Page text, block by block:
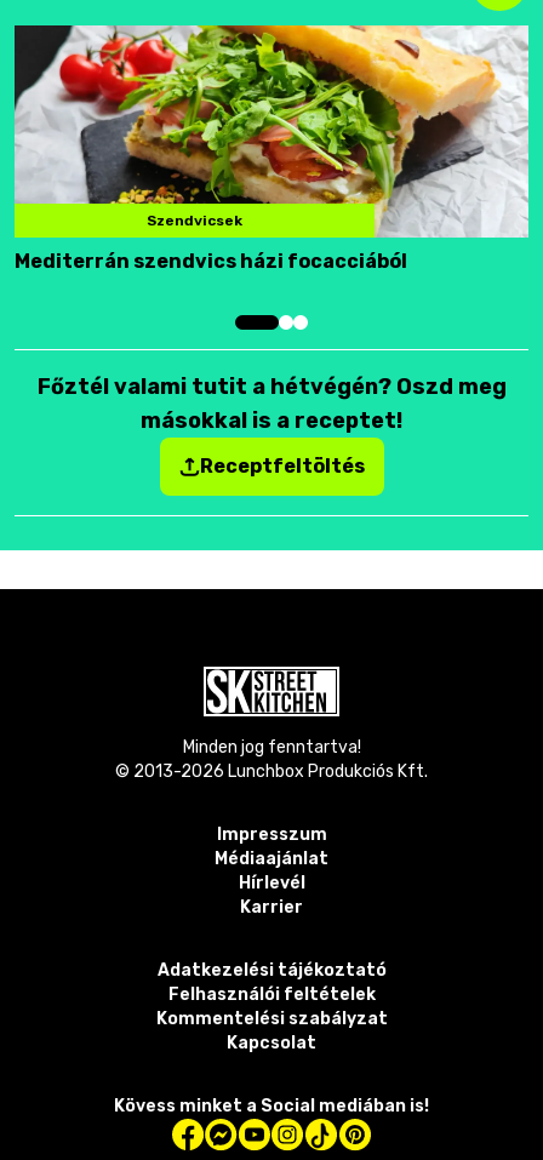
Szendvicsek
Mediterrán szendvics házi focacciából
Főztél valami tutit a hétvégén? Oszd meg
másokkal is a receptet!
Receptfeltöltés
Minden jog fenntartva!
© 2013-2026 Lunchbox Produkciós Kft.
Impresszum
Médiaajánlat
Hírlevél
Karrier
Adatkezelési tájékoztató
Felhasználói feltételek
Kommentelési szabályzat
Kapcsolat
Kövess minket a Social mediában is!